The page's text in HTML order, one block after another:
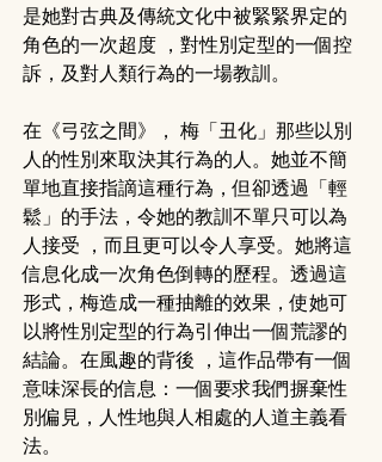
是她對古典及傳統文化中被緊緊界定的
角色的一次超度 ，對性別定型的一個控
訴，及對人類行為的一場教訓。
在《弓弦之間》， 梅「丑化」那些以別
人的性別來取決其行為的人。她並不簡
單地直接指謫這種行為，但卻透過「輕
鬆」的手法，令她的教訓不單只可以為
人接受 ，而且更可以令人享受。她將這
信息化成一次角色倒轉的歷程。透過這
形式，梅造成一種抽離的效果，使她可
以將性別定型的行為引伸出一個荒謬的
結論。在風趣的背後 ，這作品帶有一個
意味深長的信息：一個要求我們摒棄性
別偏見，人性地與人相處的人道主義看
法。